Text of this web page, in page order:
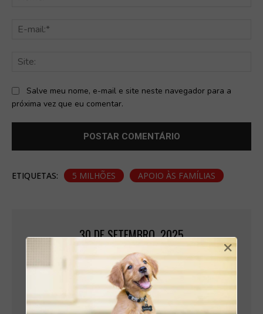
Salve meu nome, e-mail e site neste navegador para a
próxima vez que eu comentar.
ETIQUETAS: 5 MILHÕES APOIO ÀS FAMÍLIAS
30 DE SETEMBRO, 2025
BIANCA FERREIRA
×